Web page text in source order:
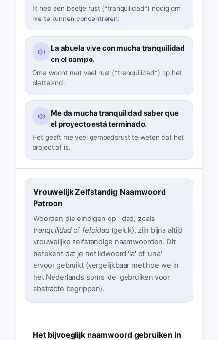
Ik heb een beetje rust (*tranquilidad*) nodig om
me te kunnen concentreren.
La abuela vive con mucha tranquilidad
en el campo.
Oma woont met veel rust (*tranquilidad*) op het
platteland.
Me da mucha tranquilidad saber que
el proyecto está terminado.
Het geeft me veel gemoedsrust te weten dat het
project af is.
Vrouwelijk Zelfstandig Naamwoord
Patroon
Woorden die eindigen op -dad, zoals
tranquilidad of felicidad(geluk), zijn bijna altijd
vrouwelijke zelfstandige naamwoorden. Dit
betekent dat je het lidwoord 'la' of 'una'
ervoor gebruikt (vergelijkbaar met hoe we in
het Nederlands soms 'de' gebruiken voor
abstracte begrippen).
Het bijvoeglijk naamwoord gebruiken in